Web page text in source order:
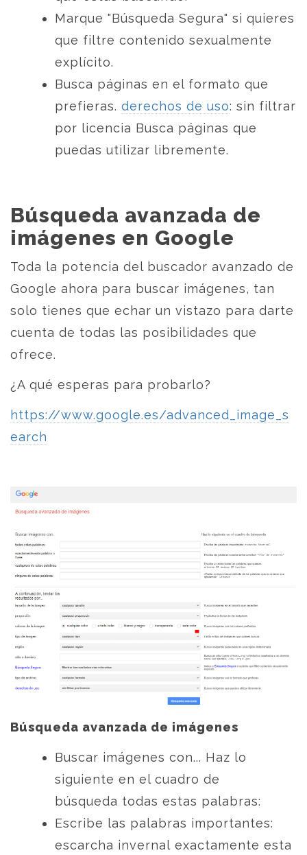
Marque "Búsqueda Segura" si quieres
que filtre contenido sexualmente
explícito.
Busca páginas en el formato que
prefieras. derechos de uso: sin filtrar
por licencia Busca páginas que
puedas utilizar libremente.
Búsqueda avanzada de
imágenes en Google
Toda la potencia del buscador avanzado de
Google ahora para buscar imágenes, tan
solo tienes que echar un vistazo para darte
cuenta de todas las posibilidades que
ofrece.
¿A qué esperas para probarlo?
https://www.google.es/advanced_image_s
earch
Búsqueda avanzada de imágenes
Buscar imágenes con... Haz lo
siguiente en el cuadro de
búsqueda todas estas palabras:
Escribe las palabras importantes:
escarcha invernal exactamente esta